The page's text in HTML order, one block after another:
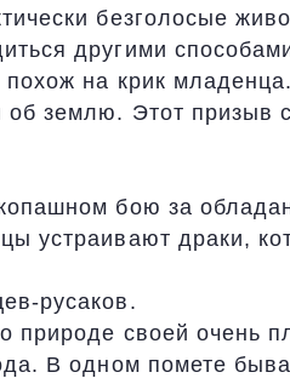
безголосые
другими
похож на крик
землю. Этот призыв
бою за
устраивают драки,
русаков.
природе своей очень
В одном помете